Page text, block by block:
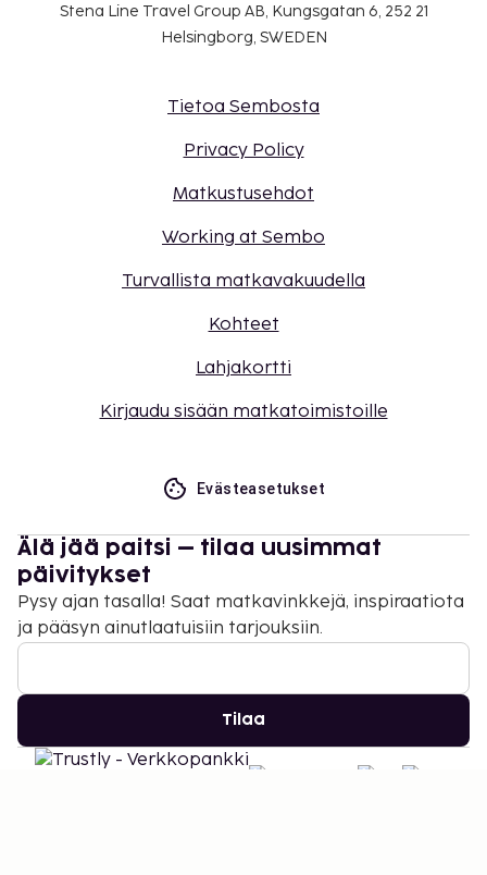
Stena Line Travel Group AB, Kungsgatan 6, 252 21
Helsingborg, SWEDEN
Tietoa Sembosta
Privacy Policy
Matkustusehdot
Working at Sembo
Turvallista matkavakuudella
Kohteet
Lahjakortti
Kirjaudu sisään matkatoimistoille
Evästeasetukset
Älä jää paitsi – tilaa uusimmat
päivitykset
Pysy ajan tasalla! Saat matkavinkkejä, inspiraatiota
ja pääsyn ainutlaatuisiin tarjouksiin.
Tilaa